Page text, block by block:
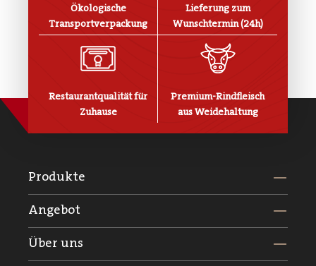
Ökologische
Transportverpackung
Lieferung zum
Wunschtermin (24h)
Restaurantqualität für
Zuhause
Premium-Rindfleisch
aus Weidehaltung
Produkte
Angebot
Über uns